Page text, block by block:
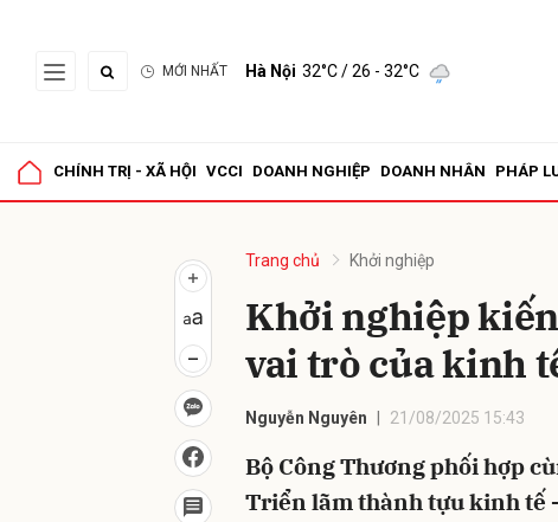
MỚI NHẤT Hà Nội 32°C/ 26 - 32°C
CHÍNH TRỊ - XÃ HỘI VCCI DOANH NGHIỆP DOANH NHÂN PHÁP
Trang chủ Khởi nghiệp
Khởi nghiệp
vai trò của kinh
Nguyễn Nguyên 21/08/2025 15:43
Bộ Công Thương phối hợp
Triển lãm thành tựu kinh tế